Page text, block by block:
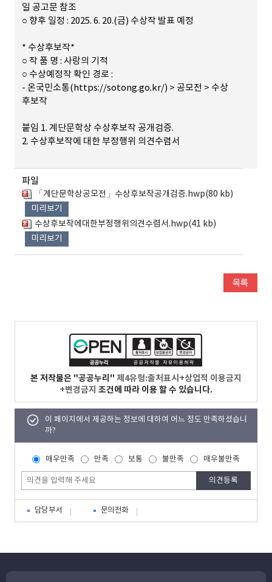
일 공고문 참조
○ 향후 일정 : 2025. 6. 20.(금) 수상작 발표 예정
* 수상후보작*
○ 작 품 명 : 사랑의 기적
○ 수상예정작 확인 경로 :
- 온국민소통(https://sotong.go.kr/) > 공모전 > 수상
후보작
붙임 1. 계단문학상 수상후보작 공개검증.
2. 수상후보작에 대한 부정행위 의견수렴서
파일
「계단문학상공모전」수상후보작공개검증.hwp(80 kb)
미리보기
수상후보작에대한부정행위의견수렴서.hwp(41 kb)
미리보기
본 저작물은 "공공누리" 제4유형:출처표시+상업적 이용금지
+변경금지 조건에 따라 이용 할 수 있습니다.
이 페이지에서 제공하는 정보에 대하여 어느 정도 만족하셨습니
까?
매우만족 만족 보통 불만족 매우불만족
담당부서 문의전화